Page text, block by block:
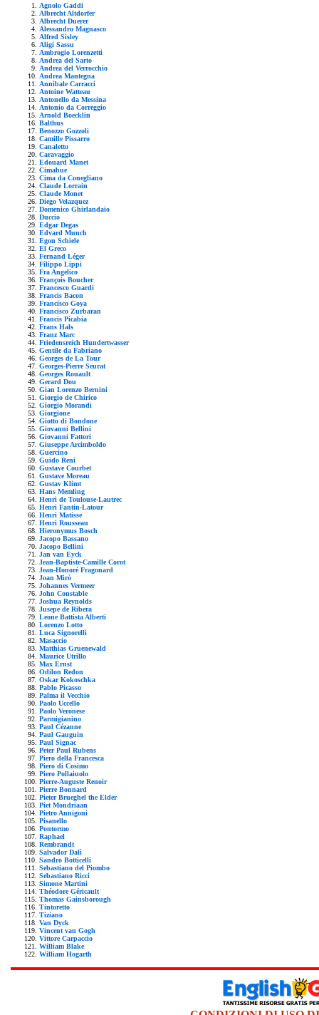
Agnolo Gaddi
Albrecht Altdorfer
Albrecht Duerer
Alessandro Magnasco
Alfred Sisley
Aligi Sassu
Ambrogio Lorenzetti
Andrea del Sarto
Andrea del Verrocchio
Andrea Mantegna
Annibale Carracci
Antoine Watteau
Antonello da Messina
Antonio da Correggio
Arnold Boecklin
Balthus
Benozzo Gozzoli
Camille Pissarro
Canaletto
Caravaggio
Edouard Manet
Cimabue
Cima da Conegliano
Claude Lorrain
Claude Monet
Diego Velazquez
Domenico Ghirlandaio
Duccio
Edgar Degas
Edvard Munch
Egon Schiele
El Greco
Fernand Léger
Filippo Lippi
Fra Angelico
François Boucher
Francesco Guardi
Francis Bacon
Francisco Goya
Francisco Zurbaran
Francis Picabia
Frans Hals
Franz Marc
Friedensreich Hundertwasser
Gentile da Fabriano
Georges de La Tour
Georges-Pierre Seurat
Georges Rouault
Gerard Dou
Gian Lorenzo Bernini
Giorgio de Chirico
Giorgio Morandi
Giorgione
Giotto di Bondone
Giovanni Bellini
Giovanni Fattori
Giuseppe Arcimboldo
Guercino
Guido Reni
Gustave Courbet
Gustave Moreau
Gustav Klimt
Hans Memling
Henri de Toulouse-Lautrec
Henri Fantin-Latour
Henri Matisse
Henri Rousseau
Hieronymus Bosch
Jacopo Bassano
Jacopo Bellini
Jan van Eyck
Jean-Baptiste-Camille Corot
Jean-Honoré Fragonard
Joan Mirò
Johannes Vermeer
John Constable
Joshua Reynolds
Jusepe de Ribera
Leone Battista Alberti
Lorenzo Lotto
Luca Signorelli
Masaccio
Matthias Gruenewald
Maurice Utrillo
Max Ernst
Odilon Redon
Oskar Kokoschka
Pablo Picasso
Palma il Vecchio
Paolo Uccello
Paolo Veronese
Parmigianino
Paul Cézanne
Paul Gauguin
Paul Signac
Peter Paul Rubens
Piero della Francesca
Piero di Cosimo
Piero Pollaiuolo
Pierre-Auguste Renoir
Pierre Bonnard
Pieter Brueghel the Elder
Piet Mondriaan
Pietro Annigoni
Pisanello
Pontormo
Raphael
Rembrandt
Salvador Dalì
Sandro Botticelli
Sebastiano del Piombo
Sebastiano Ricci
Simone Martini
Théodore Géricault
Thomas Gainsborough
Tintoretto
Tiziano
Van Dyck
Vincent van Gogh
Vittore Carpaccio
William Blake
William Hogarth